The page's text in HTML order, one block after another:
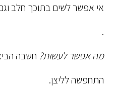
אי אפשר לשים בתוכך חלב
.
מה אפשר לעשות? חשבה
התחפשה לליצן.